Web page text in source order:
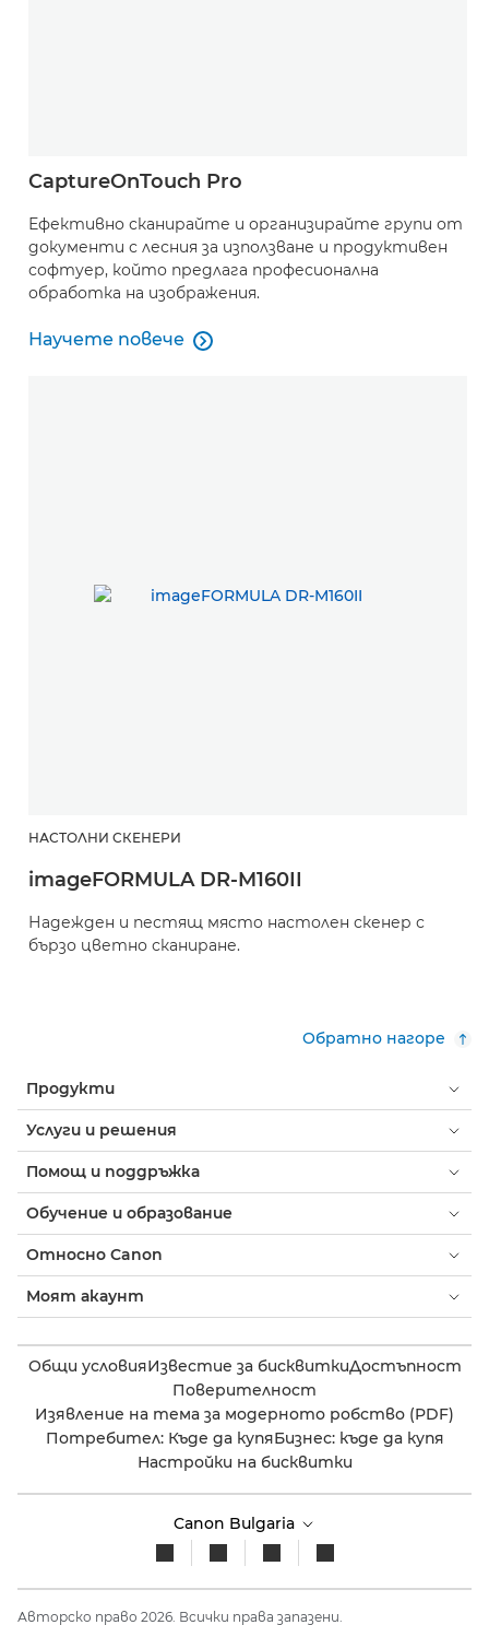
CaptureOnTouch Pro
Ефективно сканирайте и организирайте групи от
документи с лесния за използване и продуктивен
софтуер, който предлага професионална
обработка на изображения.
Научете повече
Научете повече

НАСТОЛНИ СКЕНЕРИ
imageFORMULA DR-M160II
Надежден и пестящ място настолен скенер с
бързо цветно сканиране.
Обратно нагоре
Продукти
Услуги и решения
Помощ и поддръжка
Обучение и образование
Относно Canon
Моят акаунт
Общи условияИзвестие за бисквиткиДостъпност
Поверителност
Изявление на тема за модерното робство (PDF)
Потребител: Къде да купяБизнес: къде да купя
Настройки на бисквитки
Canon Bulgaria
Авторско право 2026. Всички права запазени.